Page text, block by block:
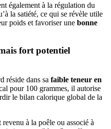
également à la régulation du
la satiété, ce qui se révèle utile
poids et favoriser une bonne
fort potentiel
réside dans sa faible teneur en
pour 100 grammes, il autorise
le bilan calorique global de la
à la poêle ou associé à